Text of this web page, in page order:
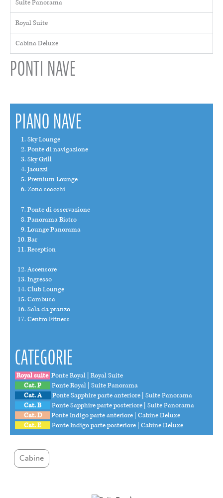
Suite Panorama
Royal Suite
Cabina Deluxe
PONTI NAVE
PIANO NAVE
Sky Lounge
Ponte di navigazione
Sky Grill
Jacuzzi
Premium Lounge
Zona scacchi
Ponte di osservazione
Panorama Bistro
Lounge Panorama
Bar
Reception
Ascensore
Ingresso
Club Lounge
Cambusa
Sala da pranzo
Centro Fitness
CATEGORIE
Royal suite Ponte Royal | Royal Suite
Cat. P
Ponte Royal | Suite Panorama
Cat. A
Ponte Sapphire parte anteriore | Suite Panorama
Cat. B
Ponte Sapphire parte posteriore | Suite Panorama
Cat. D
Ponte Indigo parte anteriore | Cabine Deluxe
Cat. E
Ponte Indigo parte posteriore | Cabine Deluxe
Cabine